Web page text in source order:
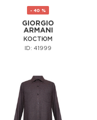
- 40 %
GIORGIO
ARMANI
КОСТЮМ
ID: 41999